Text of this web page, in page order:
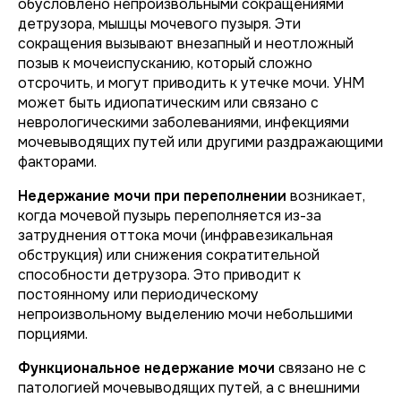
обусловлено непроизвольными сокращениями
детрузора, мышцы мочевого пузыря. Эти
сокращения вызывают внезапный и неотложный
позыв к мочеиспусканию, который сложно
отсрочить, и могут приводить к утечке мочи. УНМ
может быть идиопатическим или связано с
неврологическими заболеваниями, инфекциями
мочевыводящих путей или другими раздражающими
факторами.
Недержание мочи при переполнении возникает,
когда мочевой пузырь переполняется из-за
затруднения оттока мочи (инфравезикальная
обструкция) или снижения сократительной
способности детрузора. Это приводит к
постоянному или периодическому
непроизвольному выделению мочи небольшими
порциями.
Функциональное недержание мочи связано не с
патологией мочевыводящих путей, а с внешними